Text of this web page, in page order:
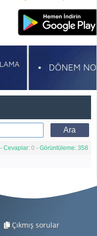
Cevaplar: 0 - Görüntüleme: 358
Çıkmış sorular